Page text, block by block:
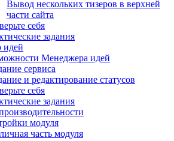
Вывод нескольких тизеров в верхней
части сайта
себя
задания
идей
Менеджера идей
сервиса
и редактирование статусов
себя
задания
модуля
часть модуля